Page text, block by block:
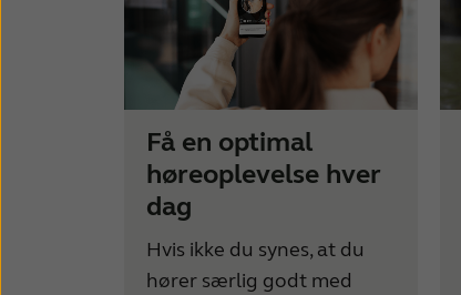
Få en optimal
høreoplevelse hver
dag
Hvis ikke du synes, at du
hører særlig godt med